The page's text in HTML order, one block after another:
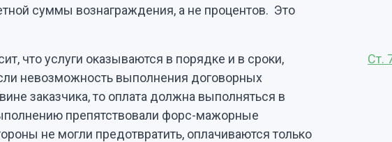
суммы вознаграждения, а не процентов. Это
что услуги оказываются в порядке и в сроки,
невозможность выполнения договорных
заказчика, то оплата должна выполняться в
препятствовали форс-мажорные
не могли предотвратить, оплачиваются только
Ст.